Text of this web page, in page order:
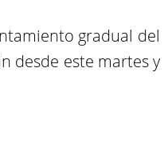
gradual del
desde este martes y